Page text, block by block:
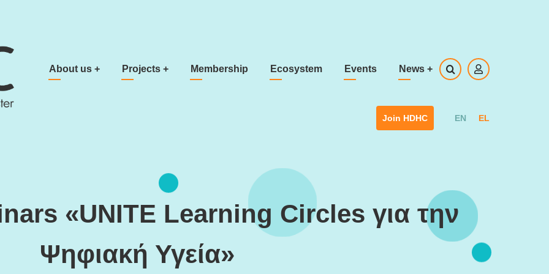
Main navigation
About us + Projects + Membership Ecosystem Events News +
Join HDHC EN EL
«UNITE Learning Circles για την
Ψηφιακή Υγεία»